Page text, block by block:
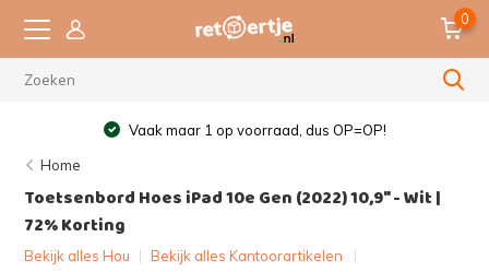
0
Vaak maar 1 op voorraad, dus OP=OP!
Home
Toetsenbord Hoes iPad 10e Gen (2022) 10,9" - Wit |
72% Korting
Bekijk alles Hou | Bekijk alles Kantoorartikelen